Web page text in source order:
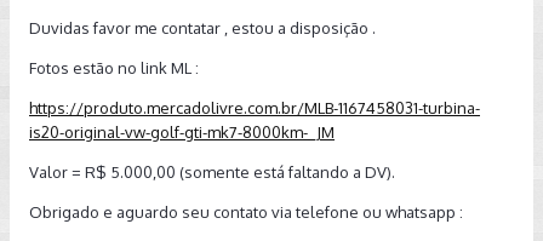
Duvidas favor me contatar , estou a disposição .
Fotos estão no link ML :
https://produto.mercadolivre.com.br/MLB-1167458031-turbina-
is20-original-vw-golf-gti-mk7-8000km-_JM
Valor = R$ 5.000,00 (somente está faltando a DV).
Obrigado e aguardo seu contato via telefone ou whatsapp :